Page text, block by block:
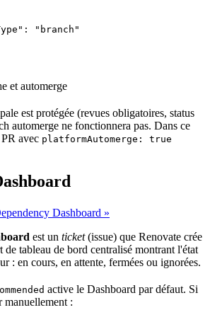
: " branch "
et automerge
est protégée (revues obligatoires, status
automerge ne fonctionnera pas. Dans ce
avec platformAutomerge: true
Dashboard »
est un ticket(issue) que Renovate crée
de tableau de bord centralisé montrant l'état
: en cours, en attente, fermées ou ignorées.
active le Dashboard par défaut. Si
manuellement :